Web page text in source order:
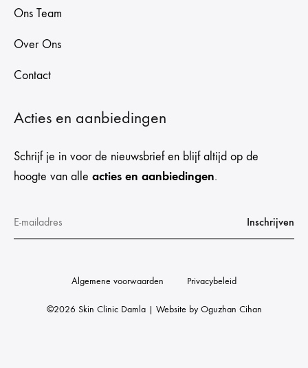
Ons Team
Over Ons
Contact
Acties en aanbiedingen
Schrijf je in voor de nieuwsbrief en blijf altijd op de
hoogte van alle acties en aanbiedingen.
©2026 Skin Clinic Damla | Website byOguzhan Cihan
Algemene voorwaarden Privacybeleid